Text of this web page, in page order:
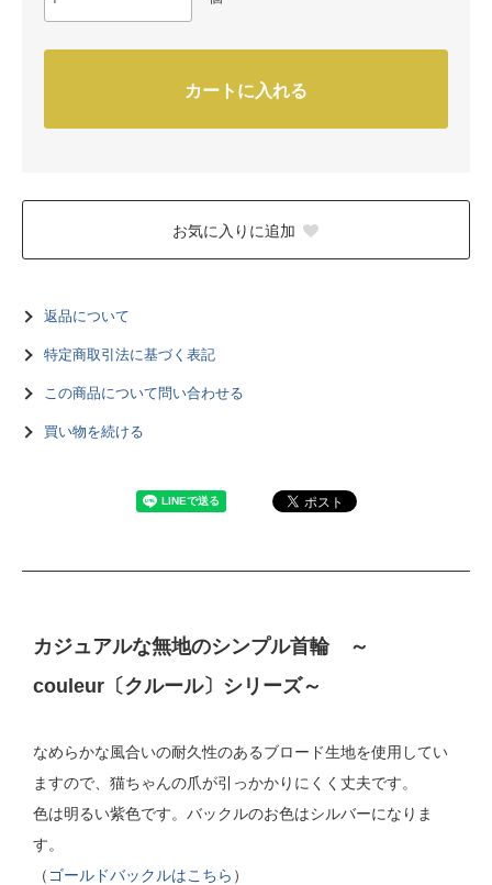
カートに入れる
お気に入りに追加
返品について
特定商取引法に基づく表記
この商品について問い合わせる
買い物を続ける
カジュアルな無地のシンプル首輪 ～
couleur〔クルール〕シリーズ～
なめらかな風合いの耐久性のあるブロード生地を使用してい
ますので、猫ちゃんの爪が引っかかりにくく丈夫です。
色は明るい紫色です。バックルのお色はシルバーになりま
す。
（ ゴールドバックルはこちら ）